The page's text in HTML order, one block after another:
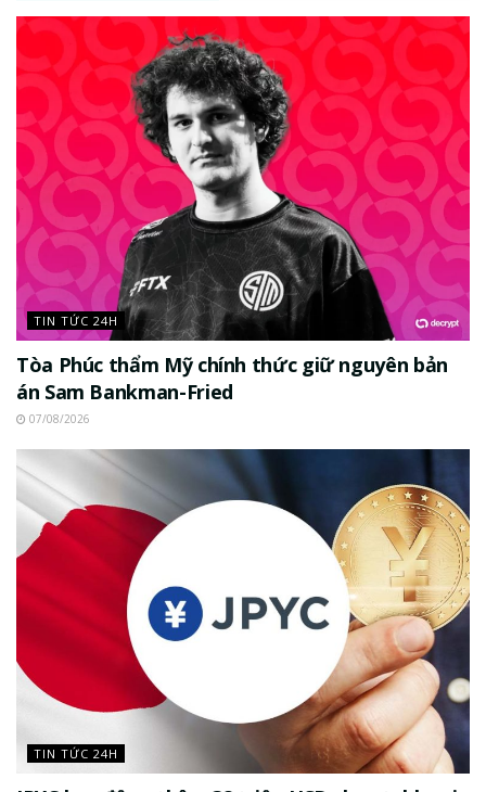
TIN TỨC 24H
Tòa Phúc thẩm Mỹ chính thức giữ nguyên bản
án Sam Bankman-Fried
07/08/2026
TIN TỨC 24H